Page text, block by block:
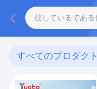
すべてのプロダクト